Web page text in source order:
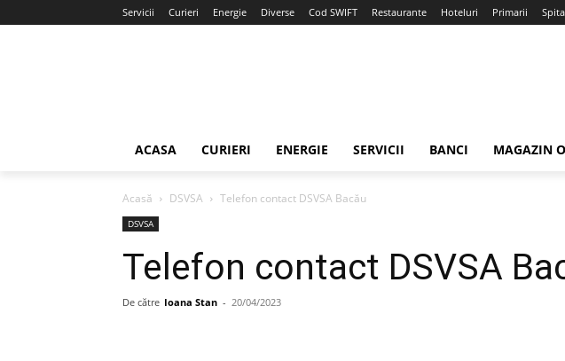
Servicii Curieri Energie Diverse Cod SWIFT Restaurante Hoteluri Primarii
ACASA CURIERI ENERGIE SERVICII BANCI MAGAZIN
Acasă DSVSA Telefon contact DSVSA Bacău
DSVSA
Telefon contact DSVSA
De către Ioana Stan - 20/04/2023